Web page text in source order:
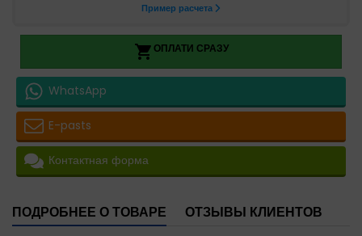
ОПЛАТИ СРАЗУ
WhatsApp
E-pasts
Контактная форма
ПОДРОБНЕЕ О ТОВАРЕ ОТЗЫВЫ КЛИЕНТОВ